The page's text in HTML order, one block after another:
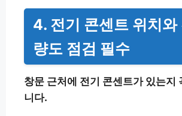
4. 전기 콘센트 위치와
량도 점검 필수
창문 근처에 전기 콘센트가 있는지
니다.